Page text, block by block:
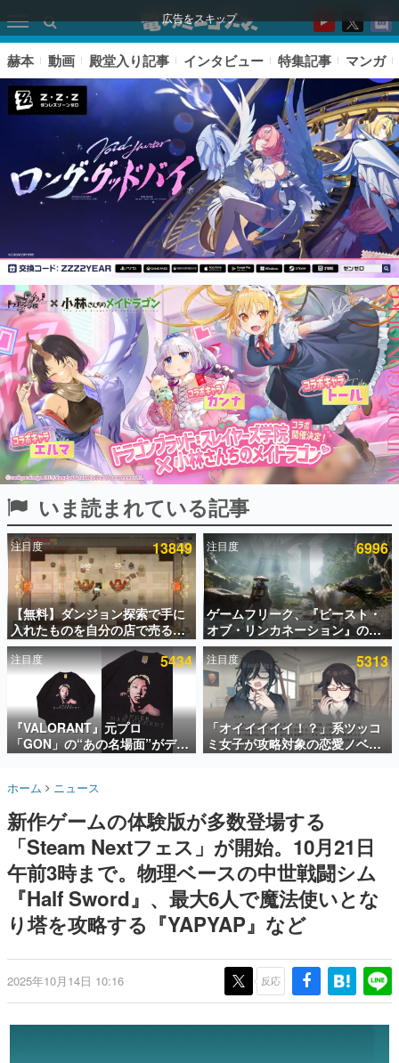
広告をスキップ
ピックアップ
電ファミのいま読まれている記事ランキング
アプリセール情報
インタビュー
連載・特集一覧
殿堂入り記事
SNS拡散数が数千以上！ ページビュー数万以上！ などな
ど。多くの人々に読まれた、電ファミ渾身の“殿堂入り”記
事をまとめました。
ゲームの企画書
名作ゲームクリエイターの方々に製作時のエピソードをお
聞きし、ヒットする企画（ゲーム）とは何か？を探ってい
きます。
赫本
この物語を解いてはいけない。『赫本』は、〈試験問題〉
の形をした短編ホラー小説集です。
新世代に訊く
これからのデジタルゲーム市場を担う若きクリエイター達
の姿を追い、彼らのルーツと情熱を探っていきます。
ゲームに多大な影響を受けた作家さんに取材し、ゲームが
日本のコンテンツ産業やカルチャーに与えた影響を探る企
画です。
日本モバイルゲーム産業史
日本のモバイルゲーム史における主要なトピック・タイト
ルを網羅するほか、開発者へのインタビューや識者による
解説を掲載。約20年の歴史が一望できる決定版！
若ゲのいたり〜ゲームクリエイターの青春〜
一先生によるゲーム業界レポートマンガです。
なんでゲームは面白い？
具体的な形から解き明かしていく、硬派で骨太な評論連載
赫本 動画 殿堂入り記事 インタビュー 特集記事 マンガ
いま読まれている記事
注目度 13849
【無料】ダンジョン探索で手に
入れたものを自分の店で売るゲ
ーム『Moonlighter』がSteam
にて無料配布中！続編
『Moonlighter 2』の9月2日正
式リリースを記念したキャンペ
ーン
注目度 6996
ゲームフリーク、『ビースト・
オブ・リンカネーション』の継
続的なアプデ方針を表明。ユー
ザーからの意見を真摯に受け止
めて対応へ。修正パッチは約1週
間以内に配信される予定
注目度 5434
『VALORANT』元プロ
「GON」の“あの名場面”がデザ
インされた新作グッズが本日8月
ツやコインケース、アクキーな
どが全品受注生産で登場、過去
に発売したグッズの再販も
注目度 5313
「オイイイイイ！？」系ツッコ
ミ女子が攻略対象の恋愛ノベル
ゲーム『美術部カノジョ』
や、萌え声不思議ちゃん女子と
青春を謳歌
ホーム ニュース
新作ゲームの体験版が多数登場する
「Steam Nextフェス」が開始。10月21日
午前3時まで。物理ベースの中世戦闘シム
『Half Sword』、最大6人で魔法使いとな
り塔を攻略する『YAPYAP』など
2025年10月14日 10:16 反応